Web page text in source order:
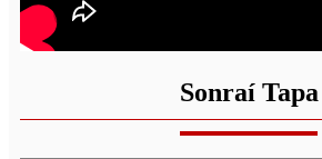
Sonraí Tapa